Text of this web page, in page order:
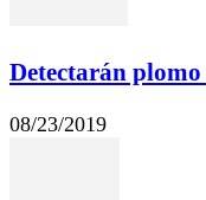
Detectarán
08/23/2019